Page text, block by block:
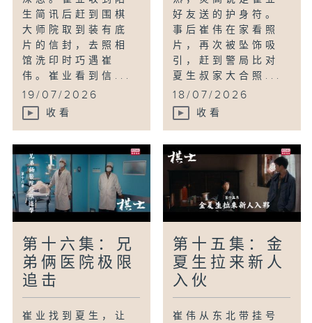
生简讯后赶到围棋
大师院取到装有底
片的信封，去照相
馆洗印时巧遇崔
伟。崔业看到信...
19/07/2026
收看
好友送的护身符。
事后崔伟在家看照
片，再次被坠饰吸
引，赶到警局比对
夏生叔家大合照...
18/07/2026
收看
第十六集：兄
弟俩医院极限
追击
崔业找到夏生，让
第十五集：金
夏生拉来新人
入伙
崔伟从东北带挂号